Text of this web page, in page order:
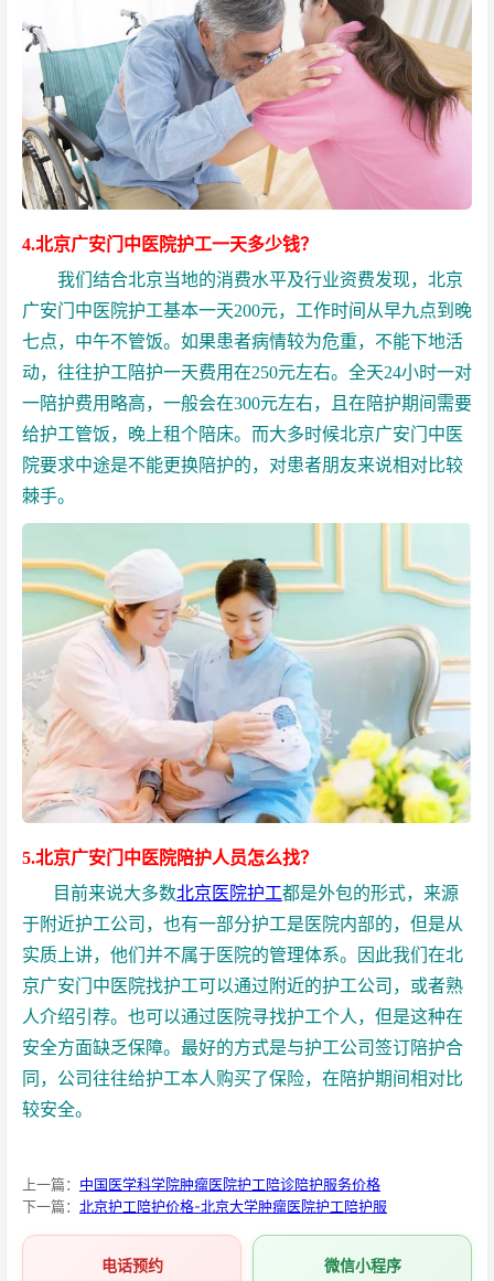
4.北京广安门中医院护工一天多少钱？
我们结合北京当地的消费水平及行业资费发现，北京
广安门中医院护工基本一天200元，工作时间从早九点到晚
七点，中午不管饭。如果患者病情较为危重，不能下地活
动，往往护工陪护一天费用在250元左右。全天24小时一对
一陪护费用略高，一般会在300元左右，且在陪护期间需要
给护工管饭，晚上租个陪床。而大多时候北京广安门中医
院要求中途是不能更换陪护的，对患者朋友来说相对比较
棘手。
5.北京广安门中医院陪护人员怎么找？
目前来说大多数北京医院护工都是外包的形式，来源
于附近护工公司，也有一部分护工是医院内部的，但是从
实质上讲，他们并不属于医院的管理体系。因此我们在北
京广安门中医院找护工可以通过附近的护工公司，或者熟
人介绍引荐。也可以通过医院寻找护工个人，但是这种在
安全方面缺乏保障。最好的方式是与护工公司签订陪护合
同，公司往往给护工本人购买了保险，在陪护期间相对比
较安全。
上一篇： 中国医学科学院肿瘤医院护工陪诊陪护服务价格
下一篇： 北京护工陪护价格-北京大学肿瘤医院护工陪护服
电话预约 微信小程序